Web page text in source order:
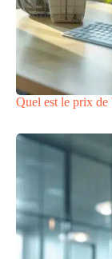
Quel est le prix de